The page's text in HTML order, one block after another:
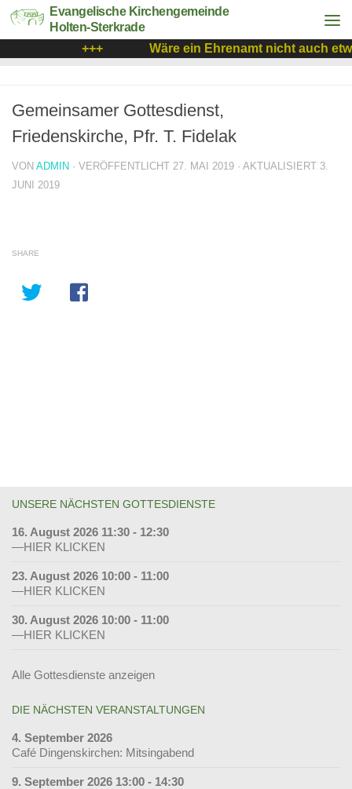
Evangelische Kirchengemeinde
Holten-Sterkrade
+++
Wäre ein Ehrenamt nicht auch
Gemeinsamer Gottesdienst,
Friedenskirche, Pfr. T. Fidelak
VON ADMIN · VERÖFFENTLICHT 27. MAI 2019 · AKTUALISIERT 3.
JUNI 2019
SHARE
UNSERE NÄCHSTEN GOTTESDIENSTE
16. August 2026 11:30 - 12:30
—HIER KLICKEN
23. August 2026 10:00 - 11:00
—HIER KLICKEN
30. August 2026 10:00 - 11:00
—HIER KLICKEN
Alle Gottesdienste anzeigen
DIE NÄCHSTEN VERANSTALTUNGEN
4. September 2026
Café Dingenskirchen: Mitsingabend
9. September 2026 13:00 - 14:30